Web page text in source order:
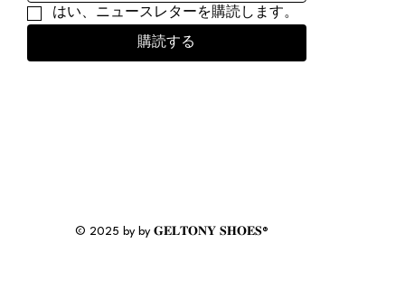
はい、ニュースレターを購読します。
購読する
© 2025 by by 𝐆𝐄𝐋𝐓𝐎𝐍𝐘 𝐒𝐇𝐎𝐄𝐒®